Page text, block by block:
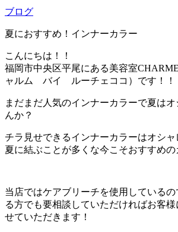
ブログ
夏におすすめ！インナーカラー
こんにちは！！
福岡市中央区平尾にある美容室CHARME
ャルム バイ ルーチェココ）です！！
まだまだ人気のインナーカラーで夏は
んか？
チラ見せできるインナーカラーはオシャ
夏に結ぶことが多くな今こそおすすめの
当店ではケアブリーチを使用している
る方でも要相談していただければお客
せていただきます！